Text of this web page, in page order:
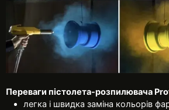
Переваги пістолета-розпилювача
легка і швидка заміна кольорів